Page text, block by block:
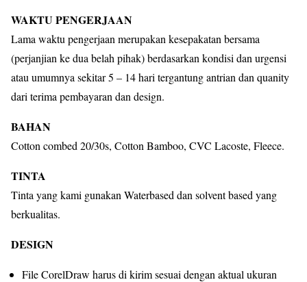
WAKTU PENGERJAAN
Lama waktu pengerjaan merupakan kesepakatan bersama
(perjanjian ke dua belah pihak) berdasarkan kondisi dan urgensi
atau umumnya sekitar 5 – 14 hari tergantung antrian dan quanity
dari terima pembayaran dan design.
BAHAN
Cotton combed 20/30s, Cotton Bamboo, CVC Lacoste, Fleece.
TINTA
Tinta yang kami gunakan Waterbased dan solvent based yang
berkualitas.
DESIGN
File CorelDraw harus di kirim sesuai dengan aktual ukuran